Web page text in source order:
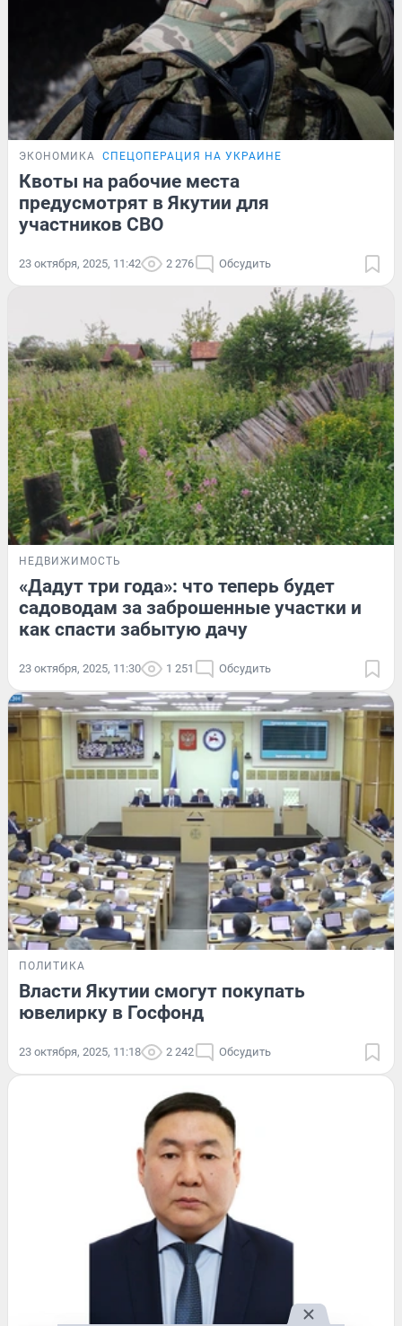
ЭКОНОМИКА СПЕЦОПЕРАЦИЯ НА УКРАИНЕ
Квоты на рабочие места
предусмотрят в Якутии для
участников СВО
23 октября, 2025, 11:42 2 276 Обсудить
НЕДВИЖИМОСТЬ
«Дадут три года»: что теперь будет
садоводам за заброшенные участки и
как спасти забытую дачу
23 октября, 2025, 11:30 1 251 Обсудить
ПОЛИТИКА
Власти Якутии смогут покупать
ювелирку в Госфонд
23 октября, 2025, 11:18 2 242 Обсудить